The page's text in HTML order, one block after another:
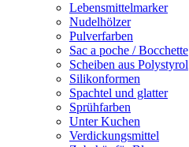
Lebensmittelmarker
Nudelhölzer
Pulverfarben
Sac a poche / Bocchette
Scheiben aus Polystyrol
Silikonformen
Spachtel und glatter
Sprühfarben
Unter Kuchen
Verdickungsmittel